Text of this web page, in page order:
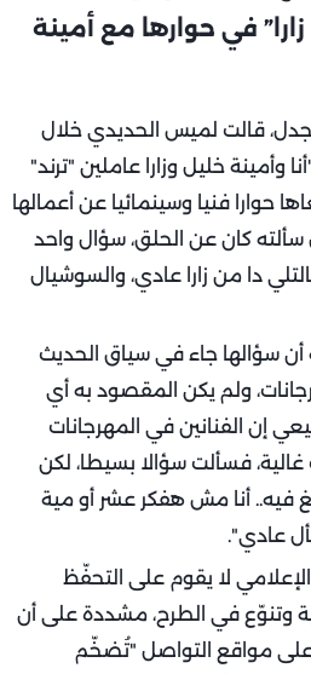
في حوارها مع أمينة
قالت لميس الحديدي خلال
وأمينة خليل وزارا عاملين "ترند"
فنيا وسينمائيا عن أعمالها
كان عن الحلق، سؤال واحد
دا من زارا عادي، والسوشيال
سؤالها جاء في سياق الحديث
ولم يكن المقصود به أي
إن الفنانين في المهرجانات
فسألت سؤالا بسيطا، لكن
فيه.. أنا مش هفكر عشر أو مية
عادي".
لا يقوم على التحفّظ
وتنوّع في الطرح، مشددة على أن
على مواقع التواصل "تُضخّم